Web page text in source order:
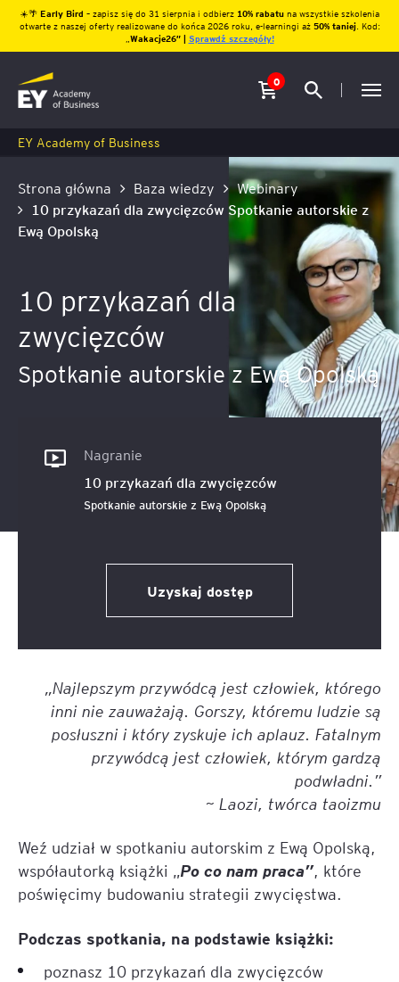
☀️🌴 Early Bird – zapisz się do 31 sierpnia i odbierz10% rabatu na wszystkie szkolenia
otwarte z naszej oferty realizowane do końca 2026 roku, e-learningi aż 50% taniej. Kod:
Wakacje26″ | Sprawdź szczegóły!
0
EY Academy of Business
Strona główna Baza wiedzy
Webinary
10 przykazań dla zwycięzców Spotkanie autorskie z
Ewą Opolską
10 przykazań dla
zwycięzców
Spotkanie autorskie z Ewą Opolską
Nagranie
10 przykazań dla zwycięzców
Spotkanie autorskie z Ewą Opolską
„Najlepszym przywódcą jest człowiek, którego
inni nie zauważają. Gorszy, któremu ludzie są
posłuszni i który zyskuje ich aplauz. Fatalnym
przywódcą jest człowiek, którym gardzą
podwładni.”
~ Laozi, twórca taoizmu
Weź udział w spotkaniu autorskim z Ewą Opolską,
współautorką książki „Po co nam praca”, które
poświęcimy budowaniu strategii zwycięstwa.
Podczas spotkania, na podstawie książki:
poznasz 10 przykazań dla zwycięzców
Uzyskaj dostęp